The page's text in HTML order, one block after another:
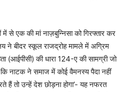
से एक की मां नाज़बुन्निसा को गिरफ्तार कर
ने बीदर स्कूल राजद्रोह मामले में अग्रिम
(आईपीसी) की धारा 124-ए की सामग्री जो
नाटक ने समाज में कोई वैमनस्य पैदा नहीं
हैं तो उन्हें देश छोड़ना होगा’- यह नफरत